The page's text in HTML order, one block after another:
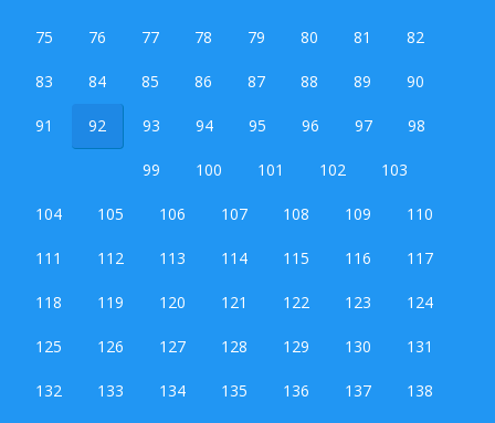
75 76 77 78 79 80 81 82
83 84 85 86 87 88 89 90
91 92 93 94 95 96 97 98
99 100 101 102 103
104 105 106 107 108 109 110
111 112 113 114 115 116 117
118 119 120 121 122 123 124
125 126 127 128 129 130 131
132 133 134 135 136 137 138